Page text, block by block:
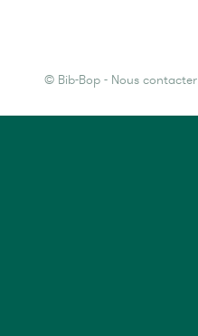
© Bib-Bop - Nous contacter